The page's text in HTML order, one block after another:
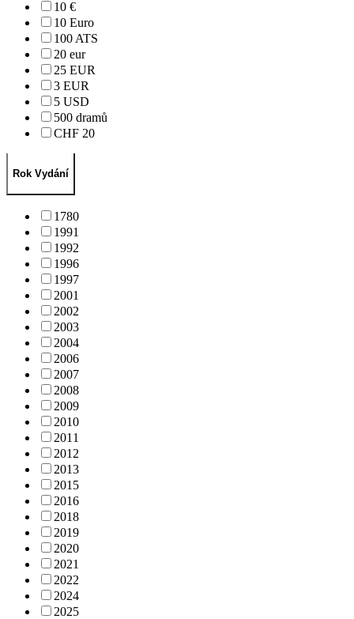
10 €
10 Euro
100 ATS
20 eur
25 EUR
3 EUR
5 USD
500 dramů
CHF 20
Rok Vydání
1780
1991
1992
1996
1997
2001
2002
2003
2004
2006
2007
2008
2009
2010
2011
2012
2013
2015
2016
2018
2019
2020
2021
2022
2024
2025